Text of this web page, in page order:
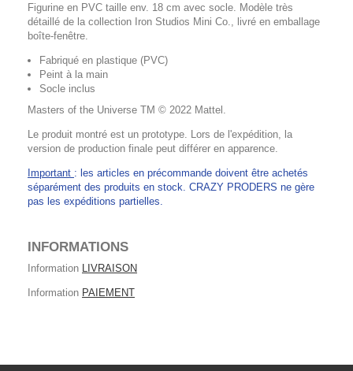
Figurine en PVC taille env. 18 cm avec socle. Modèle très
détaillé de la collection Iron Studios Mini Co., livré en emballage
boîte-fenêtre.
Fabriqué en plastique (PVC)
Peint à la main
Socle inclus
Masters of the Universe TM © 2022 Mattel.
Le produit montré est un prototype. Lors de l'expédition, la
version de production finale peut différer en apparence.
Important : les articles en précommande doivent être achetés
séparément des produits en stock. CRAZY PRODERS ne gère
pas les expéditions partielles.
INFORMATIONS
Information LIVRAISON
Information PAIEMENT